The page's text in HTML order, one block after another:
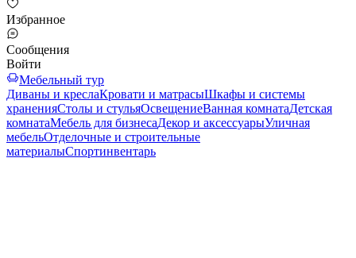
Избранное
Сообщения
Войти
Мебельный тур
Диваны и креслаКровати и матрасыШкафы и системы
храненияСтолы и стульяОсвещениеВанная комнатаДетская
комнатаМебель для бизнесаДекор и аксессуарыУличная
мебельОтделочные и строительные
материалыСпортинвентарь